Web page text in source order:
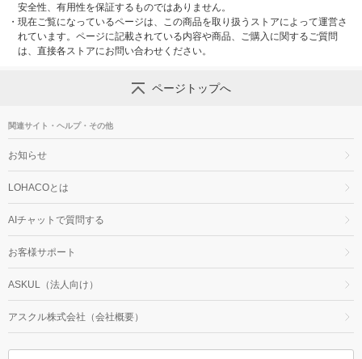
安全性、有用性を保証するものではありません。
・ 現在ご覧になっているページは、この商品を取り扱うストアによって運営さ
れています。ページに記載されている内容や商品、ご購入に関するご質問
は、直接各ストアにお問い合わせください。
ページトップへ
関連サイト・ヘルプ・その他
お知らせ
LOHACOとは
AIチャットで質問する
お客様サポート
ASKUL（法人向け）
アスクル株式会社（会社概要）